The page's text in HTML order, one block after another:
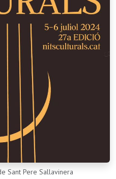
Sant Pere Sallavinera